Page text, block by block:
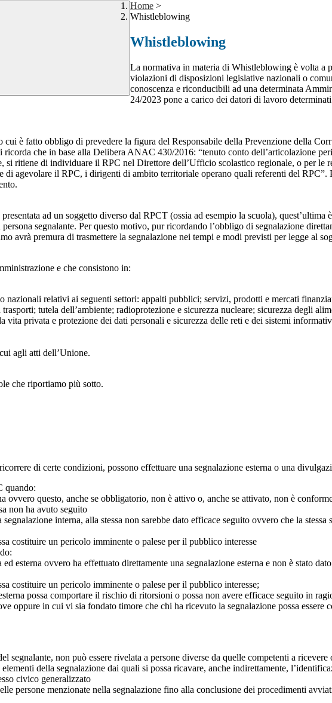
Home >
Whistleblowing
Whistleblowing
La normativa in materia di Whistleblowing è volta a
violazioni di disposizioni legislative nazionali o
conoscenza e riconducibili ad una determinata
24/2023 pone a carico dei datori di lavoro
è fatto obbligo di prevedere la figura del Responsabile della Prevenzione della
che in base alla Delibera ANAC 430/2016: “tenuto conto dell’articolazione
ritiene di individuare il RPC nel Direttore dell’Ufficio scolastico regionale, o per le
agevolare il RPC, i dirigenti di ambito territoriale operano quali referenti del RPC”.
ad un soggetto diverso dal RPCT (ossia ad esempio la scuola), quest’ultima
segnalante. Per questo motivo, pur ricordando l’obbligo di segnalazione
avrà premura di trasmettere la segnalazione nei tempi e modi previsti per legge al
e che consistono in:
relativi ai seguenti settori: appalti pubblici; servizi, prodotti e mercati
tutela dell’ambiente; radioprotezione e sicurezza nucleare; sicurezza degli
privata e protezione dei dati personali e sicurezza delle reti e dei sistemi
agli atti dell’Unione.
che riportiamo più sotto.
di certe condizioni, possono effettuare una segnalazione esterna o una
quando:
ovvero questo, anche se obbligatorio, non è attivo o, anche se attivato, non è
non ha avuto seguito
interna, alla stessa non sarebbe dato efficace seguito ovvero che la stessa
costituire un pericolo imminente o palese per il pubblico interesse
esterna ovvero ha effettuato direttamente una segnalazione esterna e non è stato
costituire un pericolo imminente o palese per il pubblico interesse;
possa comportare il rischio di ritorsioni o possa non avere efficace seguito in
oppure in cui vi sia fondato timore che chi ha ricevuto la segnalazione possa
non può essere rivelata a persone diverse da quelle competenti a ricevere
della segnalazione dai quali si possa ricavare, anche indirettamente,
civico generalizzato
persone menzionate nella segnalazione fino alla conclusione dei procedimenti